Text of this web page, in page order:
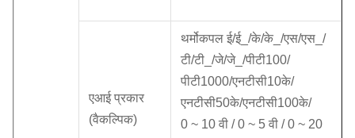
एआई प्रकार
(वैकल्पिक)
थर्मोकपल ई/ई_/के/के_/एस/एस_/
टी/टी_/जे/जे_/पीटी100/
पीटी1000/एनटीसी10के/
एनटीसी50के/एनटीसी100के/
0 ~ 10 वी / 0 ~ 5 वी / 0 ~ 20